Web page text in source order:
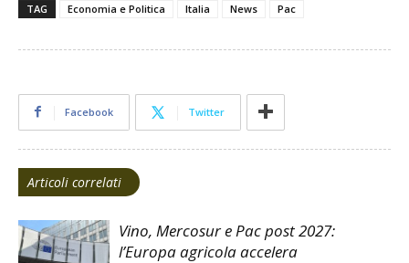
TAG Economia e Politica Italia News Pac
Facebook Twitter
Articoli correlati
Vino, Mercosur e Pac post 2027:
l’Europa agricola accelera